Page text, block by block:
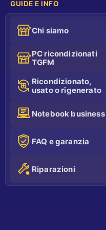
GUIDE E INFO
Chi siamo
PC ricondizionati
TGFM
Ricondizionato,
usato o rigenerato
Notebook business
FAQ e garanzia
Riparazioni